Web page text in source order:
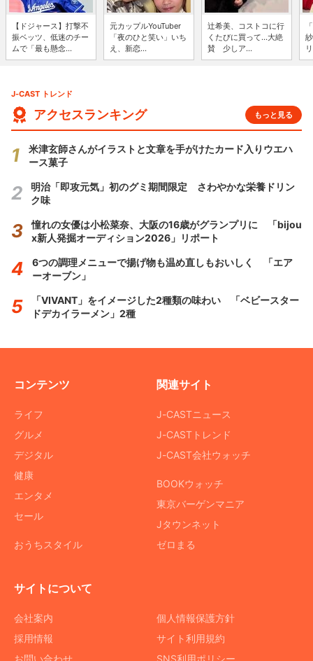
【ドジャース】打撃不
振ベッツ、低迷のチー
ムで「最も懸念...
元カップルYouTuber
「夜のひと笑い」いち
え、新恋...
辻希美、コストコに行
くたびに買って...大絶
賛 少しア...
J-CAST トレンド
アクセスランキング もっと見る
米津玄師さんがイラストと文章を手がけたカード入りウエハ
ース菓子
明治「即攻元気」初のグミ期間限定 さわやかな栄養ドリン
ク味
憧れの女優は小松菜奈、大阪の16歳がグランプリに 「bijou
x新人発掘オーディション2026」リポート
6つの調理メニューで揚げ物も温め直しもおいしく 「エア
ーオーブン」
「VIVANT」をイメージした2種類の味わい 「ベビースター
ドデカイラーメン」2種
コンテンツ
ライフ
グルメ
デジタル
健康
エンタメ
セール
おうちスタイル
関連サイト
J-CASTニュース
J-CASTトレンド
J-CAST会社ウォッチ
BOOKウォッチ
東京バーゲンマニア
Jタウンネット
ゼロまる
サイトについて
会社案内
採用情報
お問い合わせ
個人情報保護方針
サイト利用規約
SNS利用ポリシー